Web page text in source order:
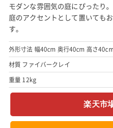
モダンな雰囲気の庭にぴったり。
庭のアクセントとして置いても
す。
外形寸法 幅40cm 奥行40cm 高さ40cm
材質 ファイバークレイ
重量 12kg
楽天市